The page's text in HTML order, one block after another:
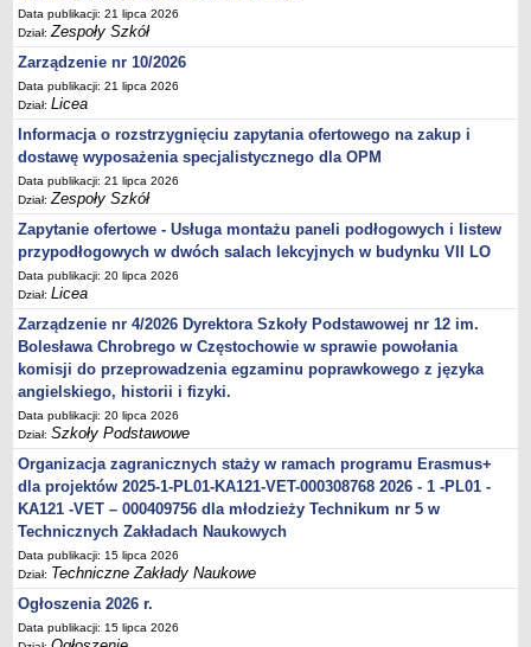
Data publikacji: 21 lipca 2026
Dział:Zespoły Szkół
Zarządzenie nr 10/2026
Data publikacji: 21 lipca 2026
Dział:Licea
Informacja o rozstrzygnięciu zapytania ofertowego na zakup i
dostawę wyposażenia specjalistycznego dla OPM
Data publikacji: 21 lipca 2026
Dział:Zespoły Szkół
Zapytanie ofertowe - Usługa montażu paneli podłogowych i listew
przypodłogowych w dwóch salach lekcyjnych w budynku VII LO
Data publikacji: 20 lipca 2026
Dział:Licea
Zarządzenie nr 4/2026 Dyrektora Szkoły Podstawowej nr 12 im.
Bolesława Chrobrego w Częstochowie w sprawie powołania
komisji do przeprowadzenia egzaminu poprawkowego z języka
angielskiego, historii i fizyki.
Data publikacji: 20 lipca 2026
Dział:Szkoły Podstawowe
Organizacja zagranicznych staży w ramach programu Erasmus+
dla projektów 2025-1-PL01-KA121-VET-000308768 2026 - 1 -PL01 -
KA121 -VET – 000409756 dla młodzieży Technikum nr 5 w
Technicznych Zakładach Naukowych
Data publikacji: 15 lipca 2026
Dział: Techniczne Zakłady Naukowe
Ogłoszenia 2026 r.
Data publikacji: 15 lipca 2026